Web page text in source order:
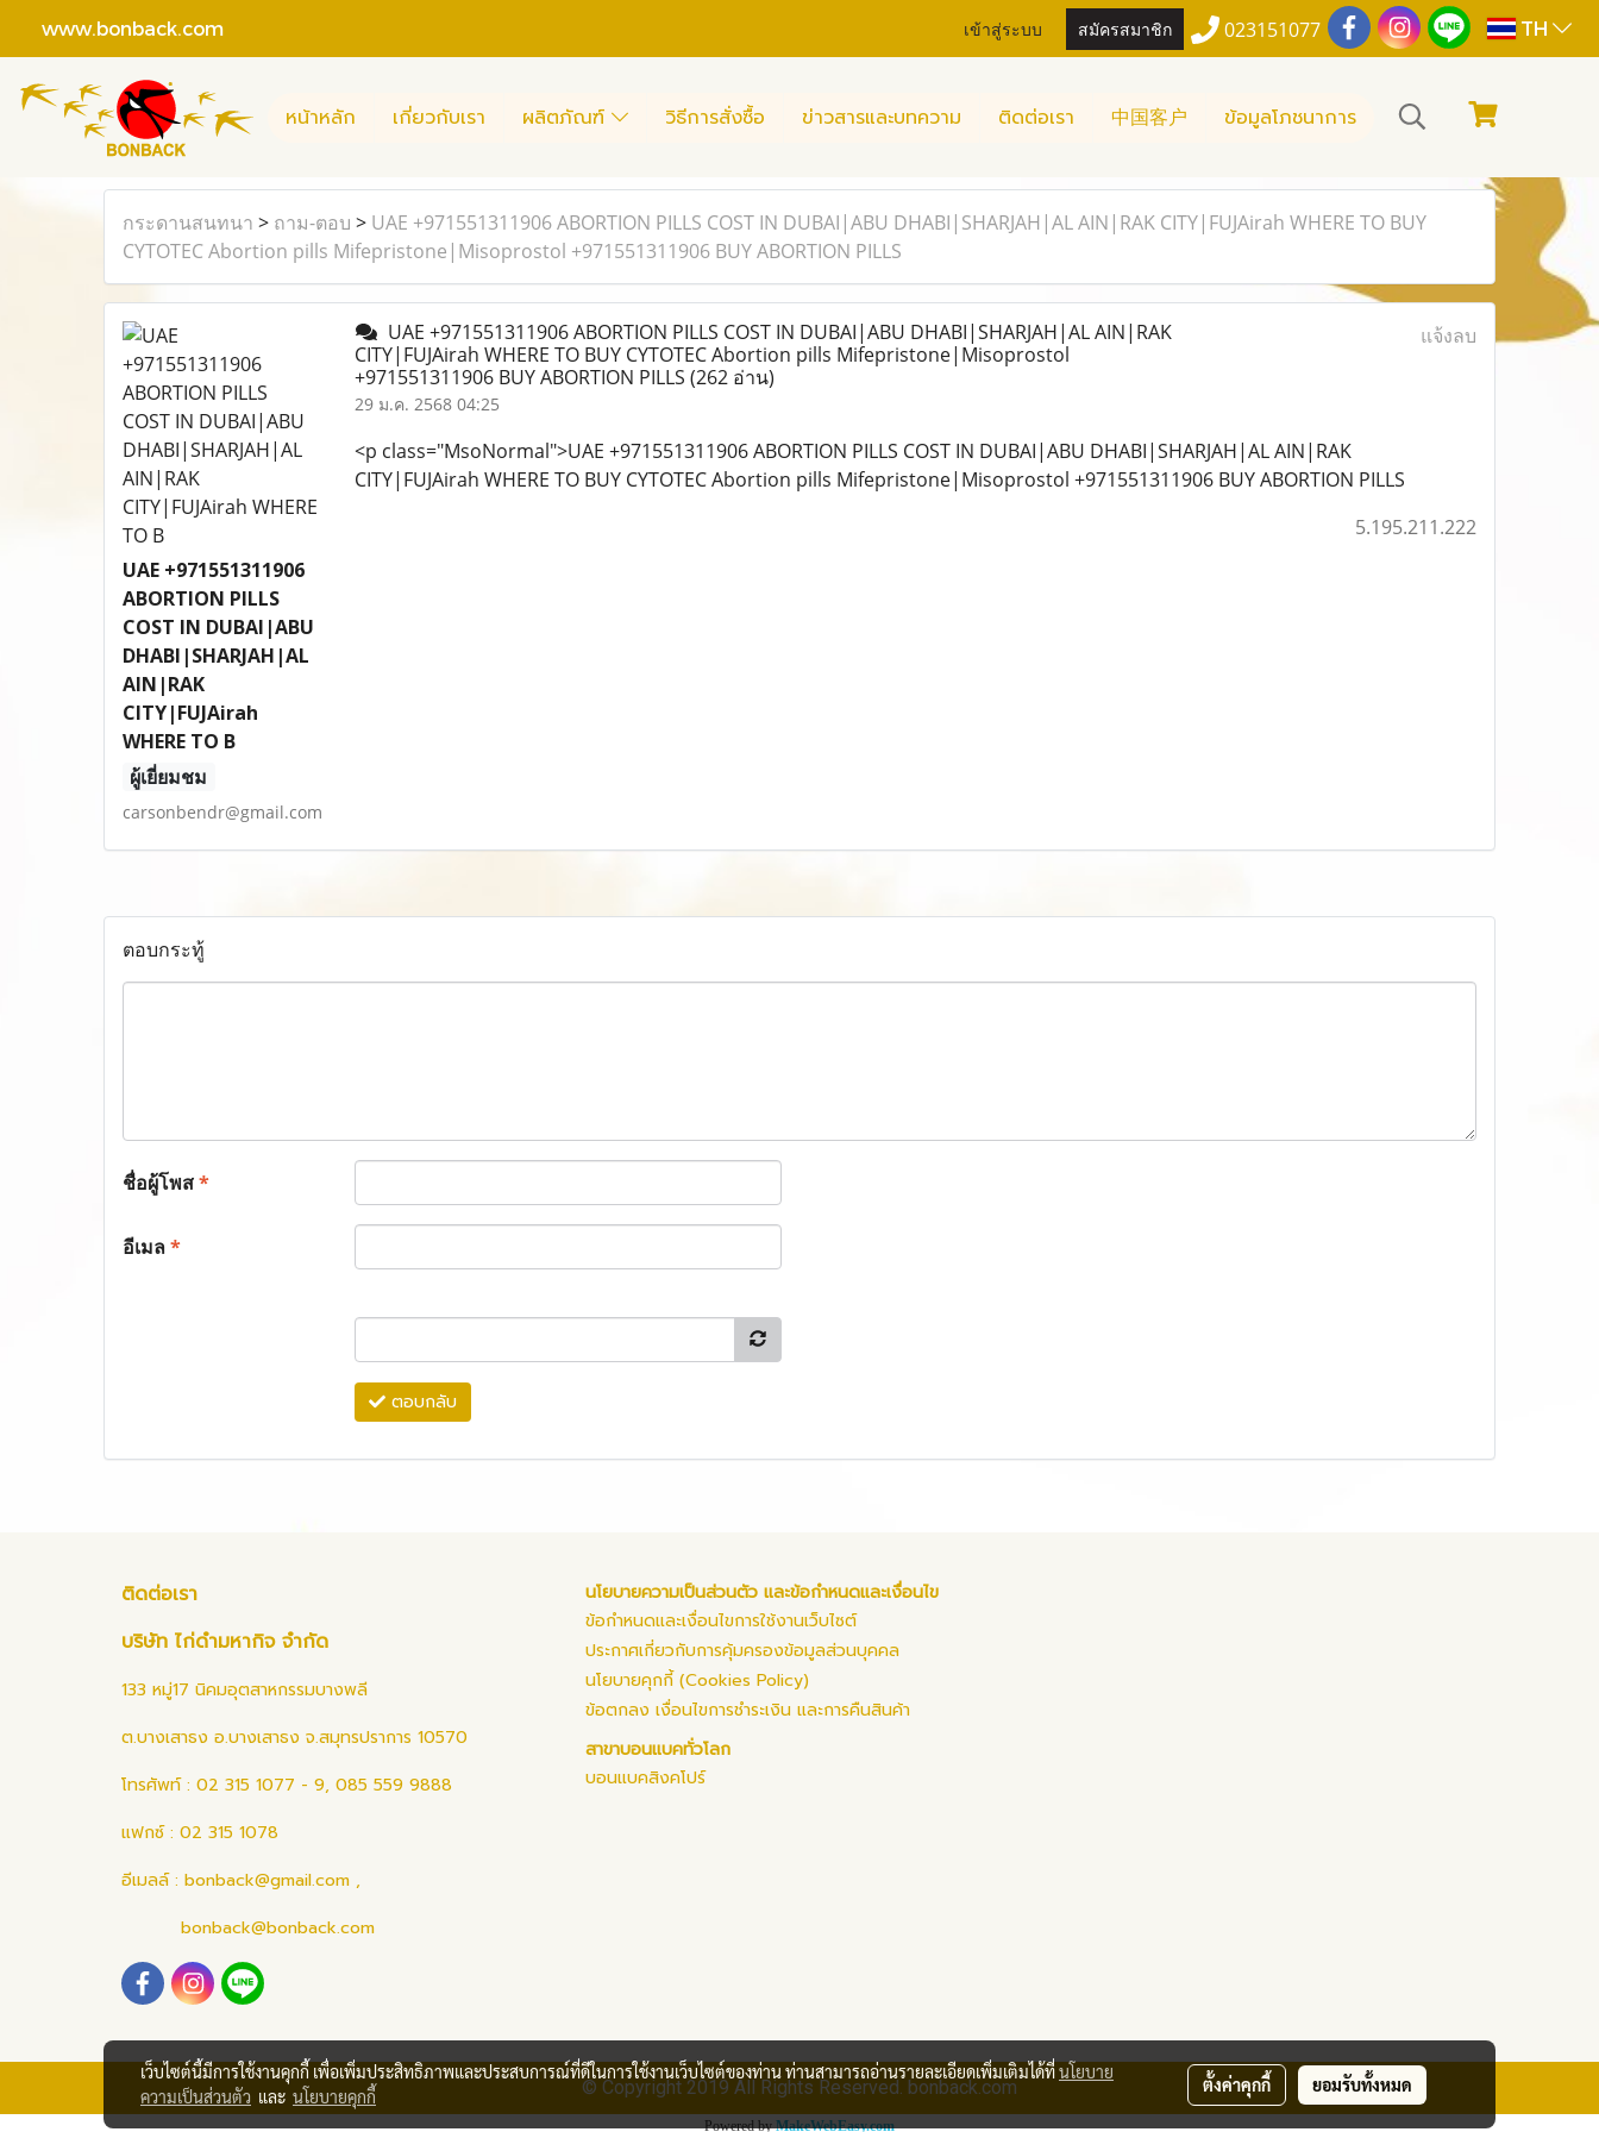
www.bonback.com เข้าสู่ระบบ สมัครสมาชิก 023151077 TH
หน้าหลัก เกี่ยวกับเรา ผลิตภัณฑ์ วิธีการสั่งซื้อ ข่าวสารและบทความ ติดต่อเรา 中国客户 ข้อมูลโภชนาการ
กระดานสนทนา > ถาม-ตอบ > UAE +971551311906 ABORTION PILLS COST IN DUBAI|ABU DHABI|SHARJAH|AL AIN|RAK CITY|FUJAirah WHERE TO BUY
CYTOTEC Abortion pills Mifepristone|Misoprostol +971551311906 BUY ABORTION PILLS
UAE +971551311906
ABORTION PILLS
COST IN DUBAI|ABU
DHABI|SHARJAH|AL
AIN|RAK
CITY|FUJAirah
WHERE TO B
ผู้เยี่ยมชม
carsonbendr@gmail.com
UAE +971551311906 ABORTION PILLS COST IN DUBAI|ABU DHABI|SHARJAH|AL AIN|RAK
CITY|FUJAirah WHERE TO BUY CYTOTEC Abortion pills Mifepristone|Misoprostol
+971551311906 BUY ABORTION PILLS (262 อ่าน)
29 ม.ค. 2568 04:25
แจ้งลบ
<p class="MsoNormal">UAE +971551311906 ABORTION PILLS COST IN DUBAI|ABU DHABI|SHARJAH|AL AIN|RAK
CITY|FUJAirah WHERE TO BUY CYTOTEC Abortion pills Mifepristone|Misoprostol +971551311906 BUY ABORTION PILLS
5.195.211.222
ตอบกระทู้
ชื่อผู้โพส*
อีเมล*
ตอบกลับ
ติดต่อเรา
บริษัท ไก่ดำมหากิจ จำกัด
133 หมู่17 นิคมอุตสาหกรรมบางพลี
ต.บางเสาธง อ.บางเสาธง จ.สมุทรปราการ 10570
โทรศัพท์ : 02 315 1077 - 9, 085 559 9888
แฟกซ์ : 02 315 1078
อีเมลล์ : bonback@gmail.com ,
bonback@bonback.com
นโยบายความเป็นส่วนตัว และข้อกำหนดและเงื่อนไข
ข้อกำหนดและเงื่อนไขการใช้งานเว็บไซต์
ประกาศเกี่ยวกับการคุ้มครองข้อมูลส่วนบุคคล
นโยบายคุกกี้ (Cookies Policy)
ข้อตกลง เงื่อนไขการชำระเงิน และการคืนสินค้า
สาขาบอนแบคทั่วโลก
บอนแบคสิงคโปร์
© Copyright 2019 All Rights Reserved. bonback.com
Powered byMakeWebEasy.com
เว็บไซต์นี้มีการใช้งานคุกกี้ เพื่อเพิ่มประสิทธิภาพและประสบการณ์ที่ดีในการใช้งานเว็บไซต์ของท่าน ท่านสามารถอ่านรายละเอียดเพิ่มเติมได้ที่นโยบาย
ความเป็นส่วนตัว และ นโยบายคุกกี้
ตั้งค่าคุกกี้ ยอมรับทั้งหมด